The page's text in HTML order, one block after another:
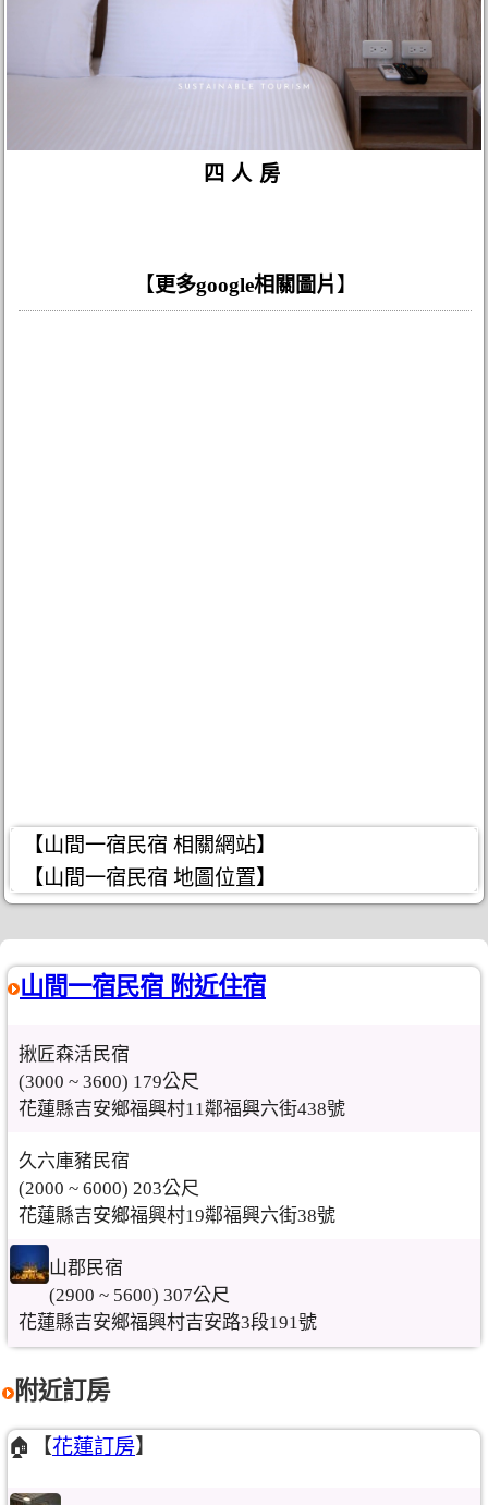
四人房
【 更多google相關圖片 】
【山間一宿民宿 相關網站】
【山間一宿民宿 地圖位置】
山間一宿民宿 附近住宿
揪匠森活民宿
(3000 ~ 3600) 179公尺
花蓮縣吉安鄉福興村11鄰福興六街438號
久六庫豬民宿
(2000 ~ 6000) 203公尺
花蓮縣吉安鄉福興村19鄰福興六街38號
山郡民宿
(2900 ~ 5600) 307公尺
花蓮縣吉安鄉福興村吉安路3段191號
附近訂房
🏠【花蓮訂房】